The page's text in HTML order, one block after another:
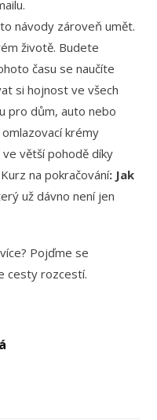
návody zároveň umět.
životě. Budete
času se naučíte
si hojnost ve všech
pro dům, auto nebo
krémy
větší pohodě díky
na pokračování: Jak
už dávno není jen
Pojďme se
cesty rozcestí.